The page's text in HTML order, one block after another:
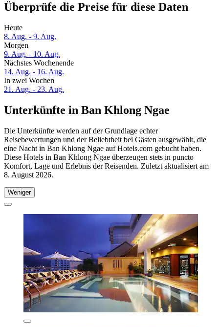
Überprüfe die Preise für diese Daten
Heute
8. Aug. - 9. Aug.
Morgen
9. Aug. - 10. Aug.
Nächstes Wochenende
14. Aug. - 16. Aug.
In zwei Wochen
21. Aug. - 23. Aug.
Unterkünfte in Ban Khlong Ngae
Die Unterkünfte werden auf der Grundlage echter
Reisebewertungen und der Beliebtheit bei Gästen ausgewählt, die
eine Nacht in Ban Khlong Ngae auf Hotels.com gebucht haben.
Diese Hotels in Ban Khlong Ngae überzeugen stets in puncto
Komfort, Lage und Erlebnis der Reisenden. Zuletzt aktualisiert am
8. August 2026.
Weniger